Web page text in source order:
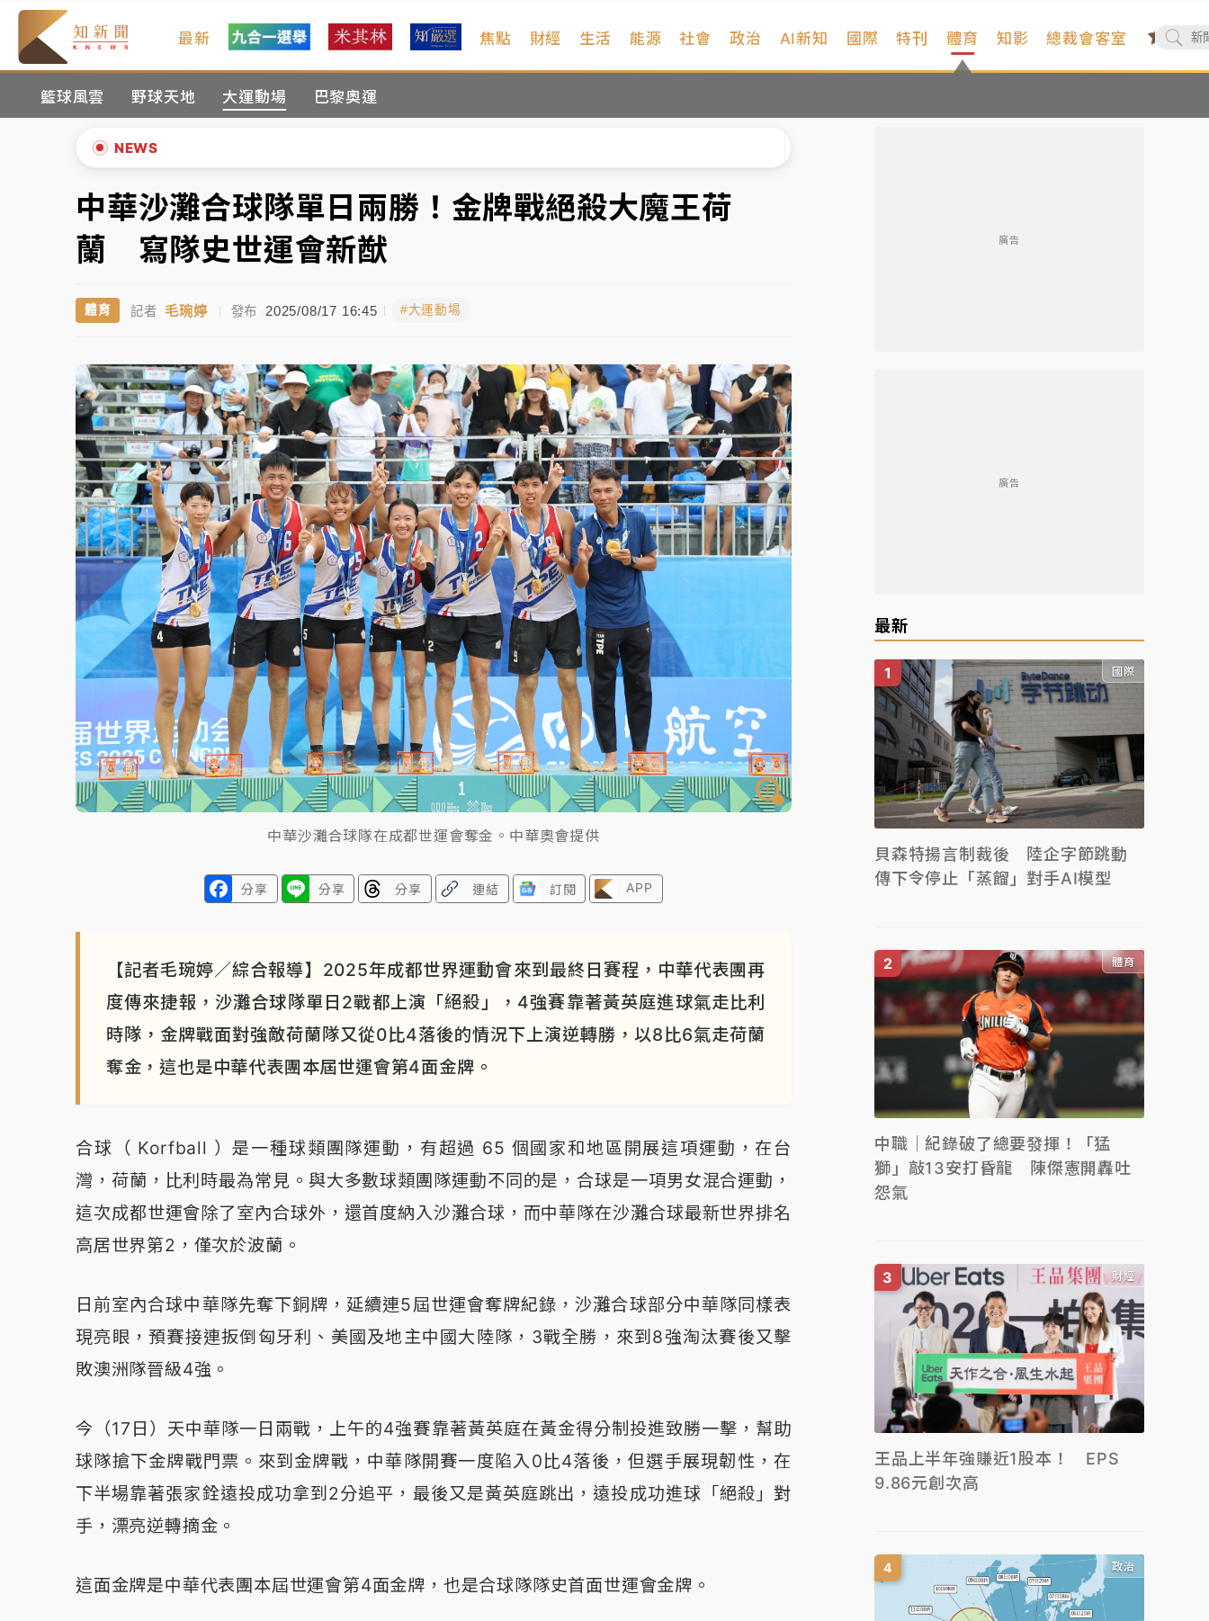
最新 焦點 財經 生活 能源 社會 政治 AI新知 國際 特刊 體育
籃球風雲 野球天地 大運動場 巴黎奧運
知影 總裁會客室
NEWS
暑假過三周才推「E宿新北打卡趣」！抽獎程序複雜 觀旅局回應了
中信慈善基金會想增加董事人數！辜仲諒向法院聲請遭駁 理由曝光
故宮《龍藏經》特展第2檔！今線上預約開賣一度塞車 周六起展出延長至晚上7時
台東農業處長涉圖利渡假村！東檢抗告成功 今重開羈押庭
女律師陳昱瑄詐慈濟10億！黃金158kg遭查扣畫面曝光
中信慈善基金會想增加董事人數！辜仲諒向法院聲請遭駁 理由曝光
故宮《龍藏經》特展第2檔！今線上預約開賣一度塞車 周六起展出延長至晚上7時
台東農業處長涉圖利渡假村！東檢抗告成功 今重開羈押庭
父親節泡湯了！中颱白海豚雨彈轟3天 「紅到發紫」降雨熱區曝
▼
中華沙灘合球隊單日兩勝！金牌戰絕殺大魔王荷
蘭 寫隊史世運會新猷
體育 記者 毛琬婷 | 發布 2025/08/17 16:45 #大運動場
中華沙灘合球隊在成都世運會奪金。中華奧會提供
分享 分享 分享 連結 訂閱 APP
【記者毛琬婷／綜合報導】2025年成都世界運動會來到最終日賽程，中華代表團再
度傳來捷報，沙灘合球隊單日2戰都上演「絕殺」，4強賽靠著黃英庭進球氣走比利
時隊，金牌戰面對強敵荷蘭隊又從0比4落後的情況下上演逆轉勝，以8比6氣走荷蘭
奪金，這也是中華代表團本屆世運會第4面金牌。
合球（ Korfball ）是一種球類團隊運動，有超過 65 個國家和地區開展這項運動，在台
灣，荷蘭，比利時最為常見。與大多數球類團隊運動不同的是，合球是一項男女混合運動，
這次成都世運會除了室內合球外，還首度納入沙灘合球，而中華隊在沙灘合球最新世界排名
高居世界第2，僅次於波蘭。
日前室內合球中華隊先奪下銅牌，延續連5屆世運會奪牌紀錄，沙灘合球部分中華隊同樣表
現亮眼，預賽接連扳倒匈牙利、美國及地主中國大陸隊，3戰全勝，來到8強淘汰賽後又擊
敗澳洲隊晉級4強。
今（17日）天中華隊一日兩戰，上午的4強賽靠著黃英庭在黃金得分制投進致勝一擊，幫助
球隊搶下金牌戰門票。來到金牌戰，中華隊開賽一度陷入0比4落後，但選手展現韌性，在
下半場靠著張家銓遠投成功拿到2分追平，最後又是黃英庭跳出，遠投成功進球「絕殺」對
手，漂亮逆轉摘金。
這面金牌是中華代表團本屆世運會第4面金牌，也是合球隊隊史首面世運會金牌。
廣告
廣告
最新
國際
貝森特揚言制裁後 陸企字節跳動
傳下令停止「蒸餾」對手AI模型
體育
中職｜紀錄破了總要發揮！「猛
獅」敲13安打昏龍 陳傑憲開轟吐
怨氣
財經
王品上半年強賺近1股本！ EPS
9.86元創次高
政治